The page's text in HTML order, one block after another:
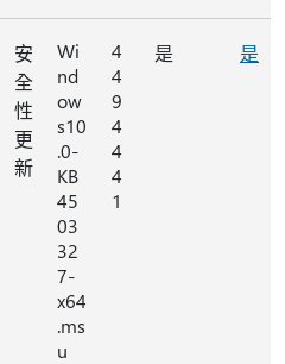
安
全
性
更
新
Wi
nd
ow
s10
.0-
KB
45
03
32
7-
x64
.ms
u
4
4
9
4
4
4
1
是 是